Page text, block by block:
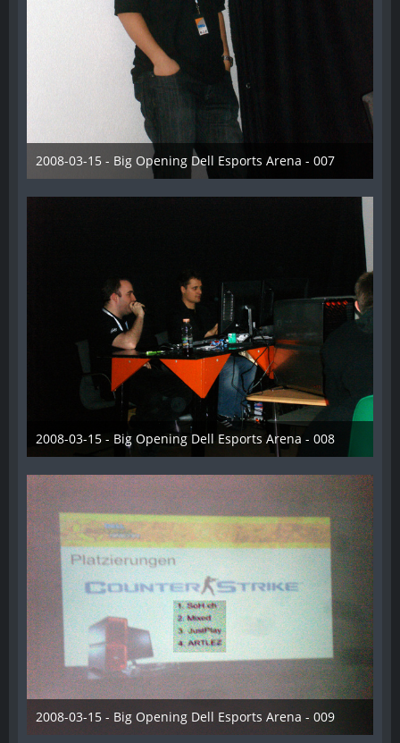
2008-03-15 - Big Opening Dell Esports Arena - 007
28. Dezember 2012
2008-03-15 - Big Opening Dell Esports Arena - 008
28. Dezember 2012
2008-03-15 - Big Opening Dell Esports Arena - 009
28. Dezember 2012